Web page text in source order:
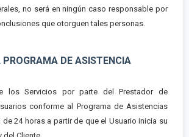
no será en ningún caso responsable por
que otorguen tales personas.
PROGRAMA DE ASISTENCIA
los Servicios por parte del Prestador de
conforme al Programa de Asistencias
de 24 horas a partir de que el Usuario inicia su